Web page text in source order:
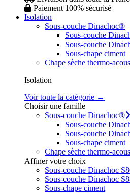
Paiement 100% sécurisé
Isolation
Sous-couche Dinachoc®
Sous-couche
Sous-couche
Sous-chape ciment
Chape sèche thermo-
Isolation
Voir toute la catégorie →
Choisir une famille
Sous-couche Dinachoc®
Sous-couche
Sous-couche
Sous-chape ciment
Chape sèche thermo-
Affiner votre choix
Sous-couche Dinachoc
Sous-couche Dinachoc
Sous-chape ciment